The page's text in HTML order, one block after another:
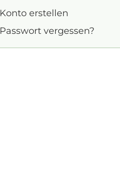
Konto erstellen
Passwort vergessen?